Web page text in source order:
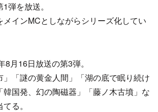
弾を放送。
メインMCとしながらシリーズ化してい
月16日放送の第3弾。
」「謎の黄金人間」「湖の底で眠り続け
韓国発、幻の陶磁器」「藤ノ木古墳」な
る。